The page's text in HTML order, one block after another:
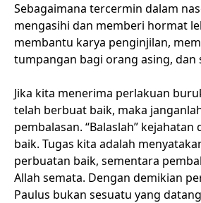
Sebagaimana tercermin dalam
mengasihi dan memberi hormat
membantu karya penginjilan,
tumpangan bagi orang asing, dan
Jika kita menerima perlakuan
telah berbuat baik, maka
pembalasan. “Balaslah”
baik. Tugas kita adalah
perbuatan baik, sementara
Allah semata. Dengan demikian
Paulus bukan sesuatu yang